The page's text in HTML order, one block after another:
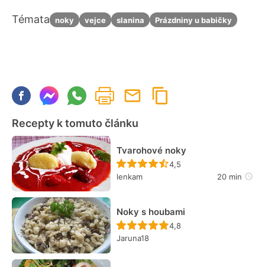
Témata noky vejce slanina Prázdniny u babičky
Recepty k tomuto článku
Tvarohové noky
Recept ještě nebyl
4,5
lenkam
20 min
Noky s houbami
Recept ještě nebyl
4,8
Jaruna18